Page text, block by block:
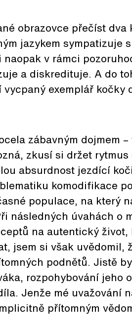
obrazovce přečíst dva
jazykem sympatizuje
v rámci
a diskredituje. A do
exemplář kočky
zábavným dojmem
zkusí si držet
absurdnost jezdící
komodifikace
populace, na který
následných úvahách o
na autentický
jsem si však uvědomil,
podnětů. Jistě
rozpohybování jeho
Jenže mé uvažování
přítomným